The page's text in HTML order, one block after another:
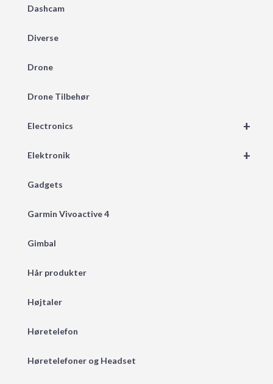
Dashcam
Diverse
Drone
Drone Tilbehør
+
Electronics
+
Elektronik
Gadgets
Garmin Vivoactive 4
Gimbal
Hår produkter
Højtaler
Høretelefon
Høretelefoner og Headset